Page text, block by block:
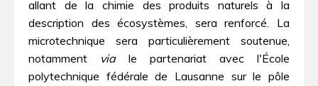
allant de la chimie des produits naturels à la
description des écosystèmes, sera renforcé. La
microtechnique sera particulièrement soutenue,
notamment viale partenariat avec l'École
polytechnique fédérale de Lausanne sur le pôle